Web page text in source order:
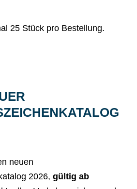
25 Stück pro Bestellung.
neuen
2026,gültig ab